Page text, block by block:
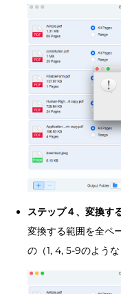
ステップ４、変換す
変換する範囲を全ペ
の（1, 4, 5-9のよう